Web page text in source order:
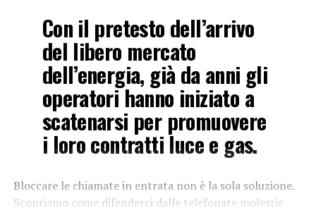
Con il pretesto dell’arrivo
del libero mercato
dell’energia, già da anni gli
operatori hanno iniziato a
scatenarsi per promuovere
i loro contratti luce e gas.
Bloccare le chiamate in entrata non è la sola soluzione.
Scopriamo come difenderci dalle telefonate molestie